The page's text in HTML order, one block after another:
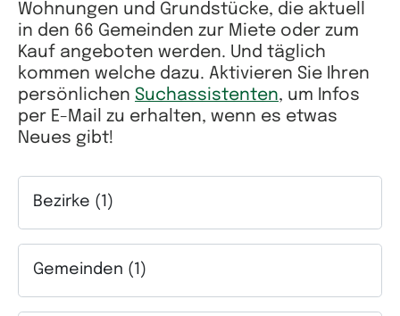
Wohnungen und Grundstücke, die aktuell
in den 66 Gemeinden zur Miete oder zum
Kauf angeboten werden. Und täglich
kommen welche dazu. Aktivieren Sie Ihren
persönlichen Suchassistenten, um Infos
per E-Mail zu erhalten, wenn es etwas
Neues gibt!
Bezirke (1)
Gemeinden (1)